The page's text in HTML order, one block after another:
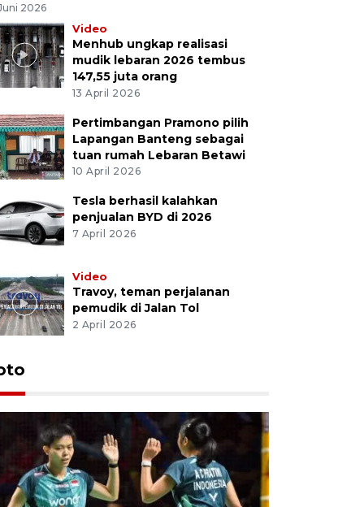
2026
Video
Menhub ungkap realisasi
mudik lebaran 2026 tembus
147,55 juta orang
13 April 2026
Pertimbangan Pramono pilih
Lapangan Banteng sebagai
tuan rumah Lebaran Betawi
10 April 2026
Tesla berhasil kalahkan
penjualan BYD di 2026
7 April 2026
Video
Travoy, teman perjalanan
pemudik di Jalan Tol
2 April 2026